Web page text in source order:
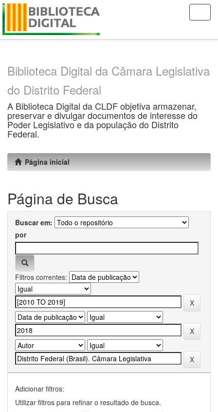
Skip
Biblioteca Digital da Câmara Legislativa
do Distrito Federal
A Biblioteca Digital da CLDF objetiva armazenar,
preservar e divulgar documentos de interesse do
Poder Legislativo e da população do Distrito
Federal.
Página inicial
Página de Busca
Buscar em:
por
Filtros correntes:
Adicionar filtros:
Utilizar filtros para refinar o resultado de busca.